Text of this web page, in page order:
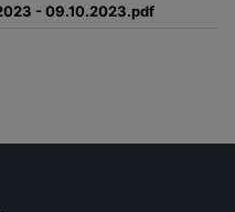
- 09.10.2023.pdf